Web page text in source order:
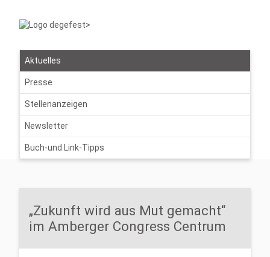
Aktuelles
Presse
Stellenanzeigen
Newsletter
Buch-und Link-Tipps
„Zukunft wird aus Mut gemacht“
im Amberger Congress Centrum